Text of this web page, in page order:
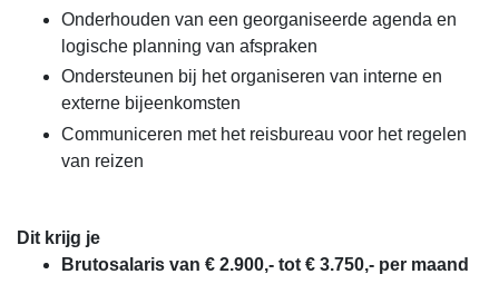
Onderhouden van een georganiseerde agenda en
logische planning van afspraken
Ondersteunen bij het organiseren van interne en
externe bijeenkomsten
Communiceren met het reisbureau voor het regelen
van reizen
Dit krijg je
Brutosalaris van € 2.900,- tot € 3.750,- per maand